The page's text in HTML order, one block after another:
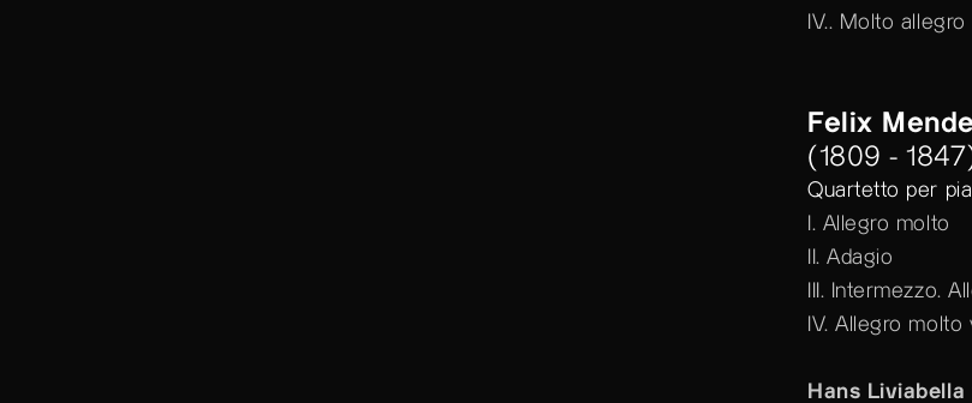
IV.. Molto allegro
Felix
(1809 -
Quartetto per
I. Allegro molto
II. Adagio
III. Intermezzo.
IV. Allegro molto
Hans Liviabella